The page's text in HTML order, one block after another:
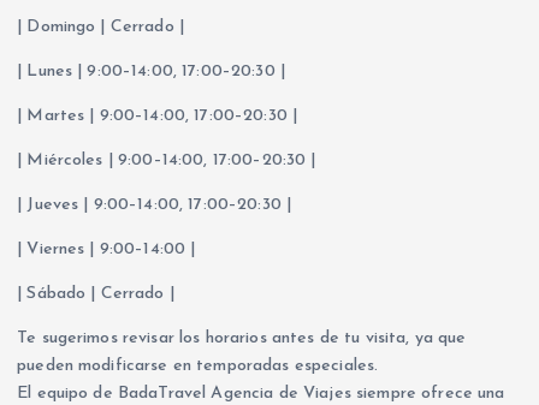
| Domingo | Cerrado |
| Lunes | 9:00–14:00, 17:00–20:30 |
| Martes | 9:00–14:00, 17:00–20:30 |
| Miércoles | 9:00–14:00, 17:00–20:30 |
| Jueves | 9:00–14:00, 17:00–20:30 |
| Viernes | 9:00–14:00 |
| Sábado | Cerrado |
Te sugerimos revisar los horarios antes de tu visita, ya que
pueden modificarse en temporadas especiales.
El equipo de BadaTravel Agencia de Viajes siempre ofrece una